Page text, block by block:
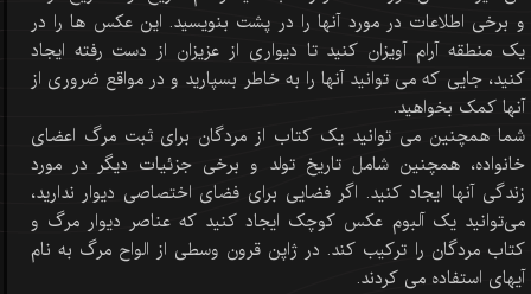
و برخی اطلاعات در مورد آنها را در پشت بنویسید. این عکس ها را در
یک منطقه آرام آویزان کنید تا دیواری از عزیزان از دست رفته ایجاد
کنید، جایی که می توانید آنها را به خاطر بسپارید و در مواقع ضروری از
آنها کمک بخواهید.
شما همچنین می توانید یک کتاب از مردگان برای ثبت مرگ اعضای
خانواده، همچنین شامل تاریخ تولد و برخی جزئیات دیگر در مورد
زندگی آنها ایجاد کنید. اگر فضایی برای فضای اختصاصی دیوار ندارید،
می‌توانید یک آلبوم عکس کوچک ایجاد کنید که عناصر دیوار مرگ و
کتاب مردگان را ترکیب کند. در ژاپن قرون وسطی از الواح مرگ به نام
آیهای استفاده می کردند.